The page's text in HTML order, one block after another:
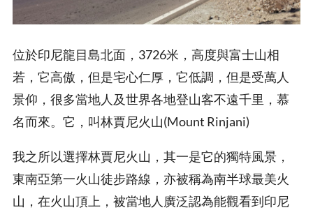
位於印尼龍目島北面，3726米，高度與富士山相
若，它高傲，但是宅心仁厚，它低調，但是受萬人
景仰，很多當地人及世界各地登山客不遠千里，慕
名而來。它，叫林賈尼火山(Mount Rinjani)
我之所以選擇林賈尼火山，其一是它的獨特風景，
東南亞第一火山徒步路線，亦被稱為南半球最美火
山，在火山頂上，被當地人廣泛認為能觀看到印尼